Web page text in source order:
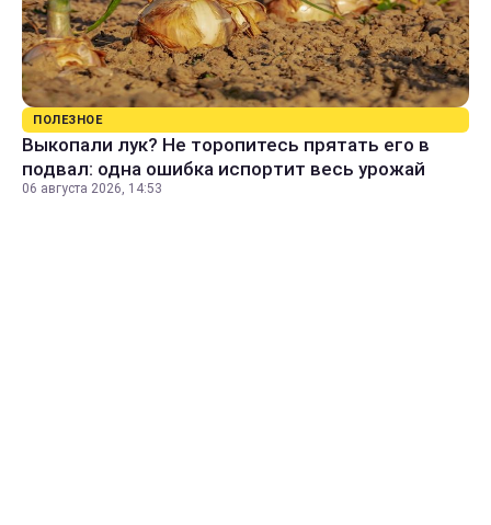
ПОЛЕЗНОЕ
Выкопали лук? Не торопитесь прятать его в
подвал: одна ошибка испортит весь урожай
06 августа 2026, 14:53